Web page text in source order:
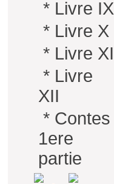
* Livre IX
* Livre X
* Livre XI
* Livre
XII
* Contes
1ere
partie